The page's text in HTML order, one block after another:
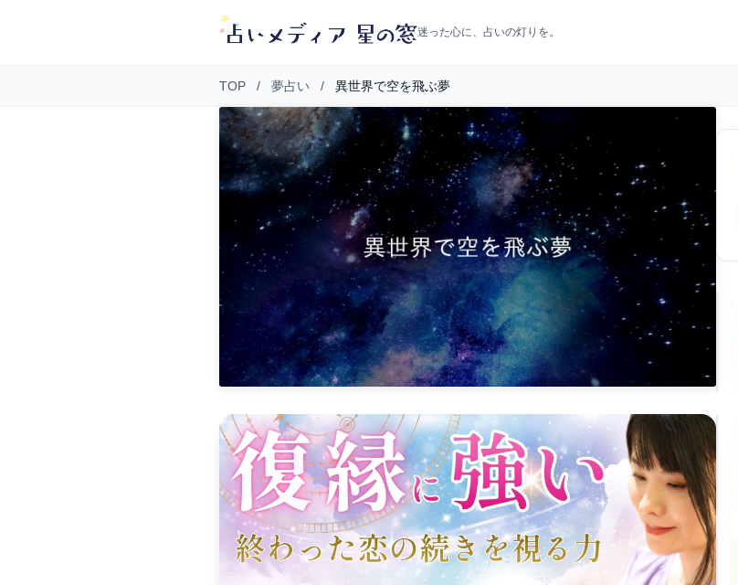
迷った心に、占いの灯りを。
TOP / 夢占い / 異世界で空を飛ぶ夢